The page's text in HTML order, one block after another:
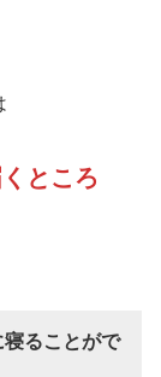
ところ
ることがで